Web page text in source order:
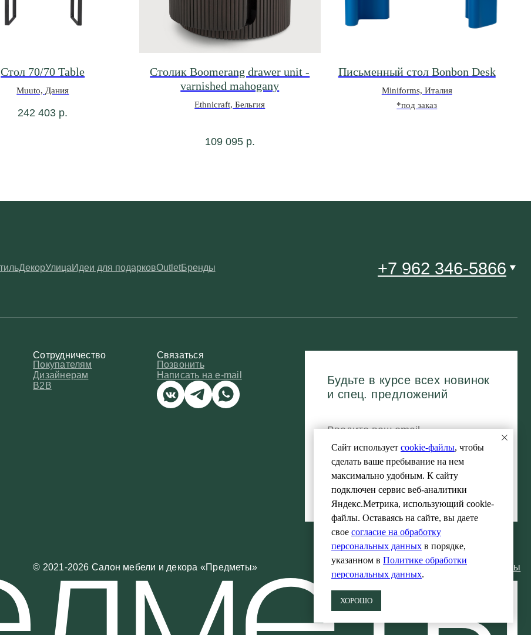
Стол 70/70 Table
Muuto, Дания
242 403 р.
Столик Boomerang drawer unit -
varnished mahogany
Ethnicraft, Бельгия
109 095 р.
Письменный стол Bonbon Desk
Miniforms, Италия
*под заказ
© 2021-2026 Салон мебели и декора «Предметы»
Сайт использует cookie-файлы, чтобы
сделать ваше пребывание на нем
максимально удобным. К cайту
подключен сервис веб-аналитики
Яндекс.Метрика, использующий cookie-
файлы. Оставаясь на сайте, вы даете
свое согласие на обработку
персональных данных в порядке,
указанном в Политике обработки
персональных данных.
ХОРОШО